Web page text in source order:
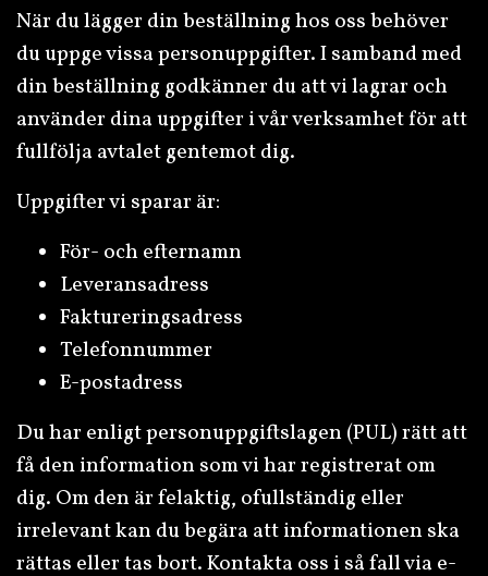
När du lägger din beställning hos oss behöver
du uppge vissa personuppgifter. I samband med
din beställning godkänner du att vi lagrar och
använder dina uppgifter i vår verksamhet för att
fullfölja avtalet gentemot dig.
Uppgifter vi sparar är:
För- och efternamn
Leveransadress
Faktureringsadress
Telefonnummer
E-postadress
Du har enligt personuppgiftslagen (PUL) rätt att
få den information som vi har registrerat om
dig. Om den är felaktig, ofullständig eller
irrelevant kan du begära att informationen ska
rättas eller tas bort. Kontakta oss i så fall via e-